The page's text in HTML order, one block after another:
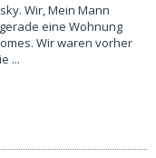
Wir, Mein Mann
eine Wohnung
Wir waren vorher
...